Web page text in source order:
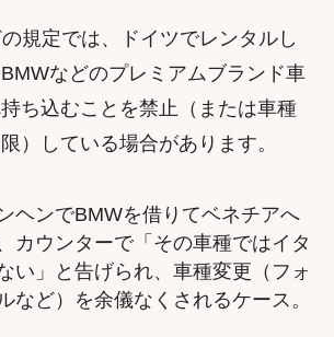
規定では、ドイツでレンタルし
などのプレミアムブランド車
ち込むことを禁止（または車種
）している場合があります。
ヘンでBMWを借りてベネチアへ
カウンターで「その車種ではイタ
い」と告げられ、車種変更（フォ
など）を余儀なくされるケース。